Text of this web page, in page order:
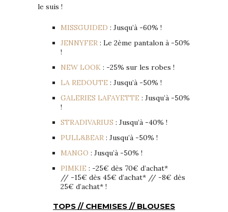
le suis !
MISSGUIDED : Jusqu’à -60% !
JENNYFER : Le 2ème pantalon à -50%
!
NEW LOOK : -25% sur les robes !
LA REDOUTE : Jusqu’à -50% !
GALERIES LAFAYETTE : Jusqu’à -50%
!
STRADIVARIUS : Jusqu’à -40% !
PULL&BEAR : Jusqu’à -50% !
MANGO : Jusqu’à -50% !
PIMKIE : -25€ dès 70€ d’achat*
// -15€ dès 45€ d’achat* // -8€ dès
25€ d’achat* !
TOPS // CHEMISES // BLOUSES